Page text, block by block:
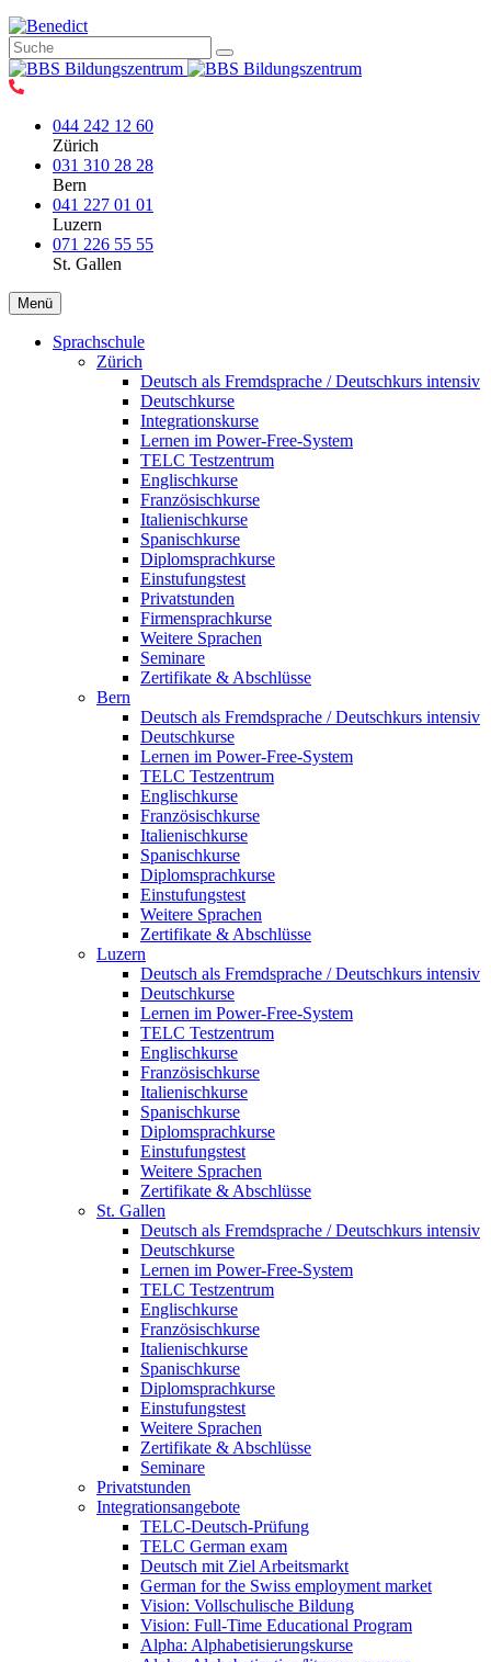
044 242 12 60
Zürich
031 310 28 28
Bern
041 227 01 01
Luzern
071 226 55 55
St. Gallen
Menü
Sprachschule
Zürich
Deutsch als Fremdsprache / Deutschkurs intensiv
Deutschkurse
Integrationskurse
Lernen im Power-Free-System
TELC Testzentrum
Englischkurse
Französischkurse
Italienischkurse
Spanischkurse
Diplomsprachkurse
Einstufungstest
Privatstunden
Firmensprachkurse
Weitere Sprachen
Seminare
Zertifikate & Abschlüsse
Bern
Deutsch als Fremdsprache / Deutschkurs intensiv
Deutschkurse
Lernen im Power-Free-System
TELC Testzentrum
Englischkurse
Französischkurse
Italienischkurse
Spanischkurse
Diplomsprachkurse
Einstufungstest
Weitere Sprachen
Zertifikate & Abschlüsse
Luzern
Deutsch als Fremdsprache / Deutschkurs intensiv
Deutschkurse
Lernen im Power-Free-System
TELC Testzentrum
Englischkurse
Französischkurse
Italienischkurse
Spanischkurse
Diplomsprachkurse
Einstufungstest
Weitere Sprachen
Zertifikate & Abschlüsse
St. Gallen
Deutsch als Fremdsprache / Deutschkurs intensiv
Deutschkurse
Lernen im Power-Free-System
TELC Testzentrum
Englischkurse
Französischkurse
Italienischkurse
Spanischkurse
Diplomsprachkurse
Einstufungstest
Weitere Sprachen
Zertifikate & Abschlüsse
Seminare
Privatstunden
Integrationsangebote
TELC-Deutsch-Prüfung
TELC German exam
Deutsch mit Ziel Arbeitsmarkt
German for the Swiss employment market
Vision: Vollschulische Bildung
Vision: Full-Time Educational Program
Alpha: Alphabetisierungskurse